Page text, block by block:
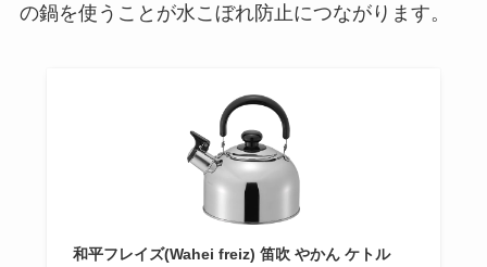
の鍋を使うことが水こぼれ防止につながります。
和平フレイズ(Wahei freiz) 笛吹 やかん ケトル